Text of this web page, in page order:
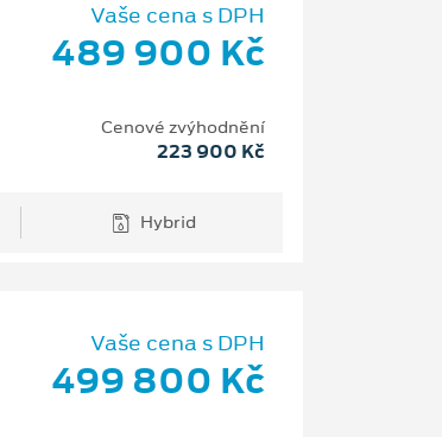
Vaše cena s DPH
489 900 Kč
Cenové zvýhodnění
223 900 Kč
Hybrid
Vaše cena s DPH
499 800 Kč